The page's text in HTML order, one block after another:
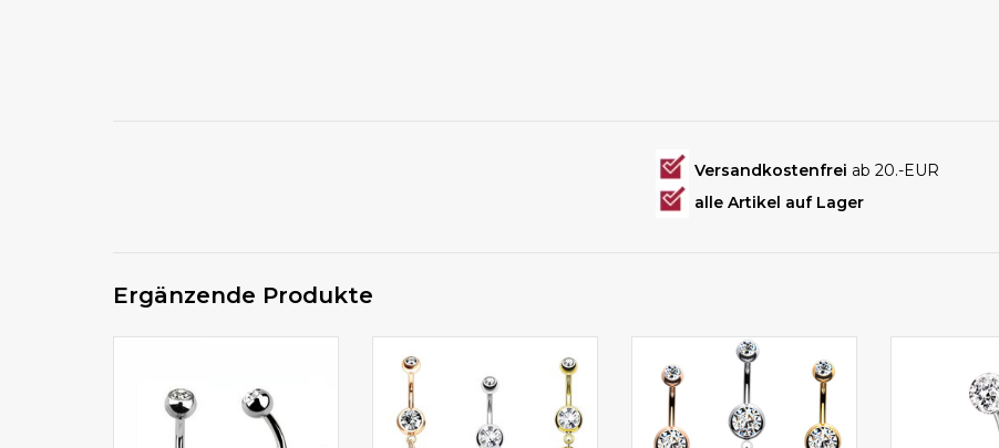
Versandkostenfrei ab 20.-EUR
alle Artikel auf Lager
Ergänzende Produkte
Bauchnabelpiercing online
kaufen